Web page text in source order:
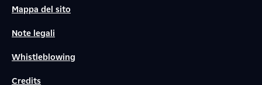
Mappa del sito
Note legali
Whistleblowing
Credits